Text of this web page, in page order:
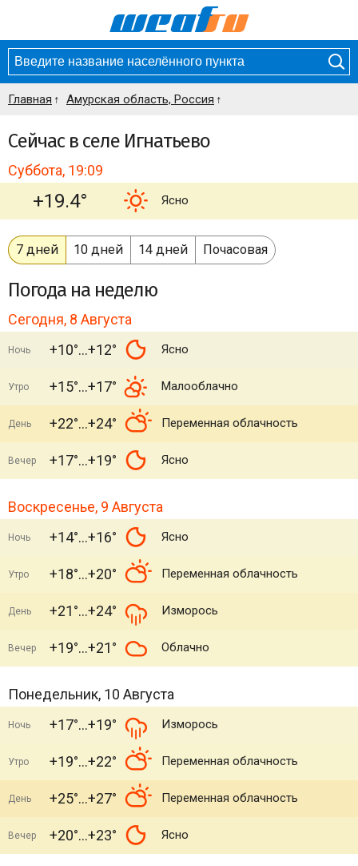
Главная Амурская область, Россия
Сейчас в селе Игнатьево
Суббота, 19:09
+19.4° Ясно
7 дней 10 дней 14 дней Почасовая
Погода на неделю
Сегодня, 8 Августа
Ночь +10° +12° Ясно
Утро +15° +17° Малооблачно
День +22° +24° Переменная облачность
Вечер +17° +19° Ясно
Воскресенье, 9 Августа
Ночь +14° +16° Ясно
Утро +18° +20° Переменная облачность
День +21° +24° Изморось
Вечер +19° +21° Облачно
Понедельник, 10 Августа
Ночь +17° +19° Изморось
Утро +19° +22° Переменная облачность
День +25° +27° Переменная облачность
Вечер +20° +23° Ясно